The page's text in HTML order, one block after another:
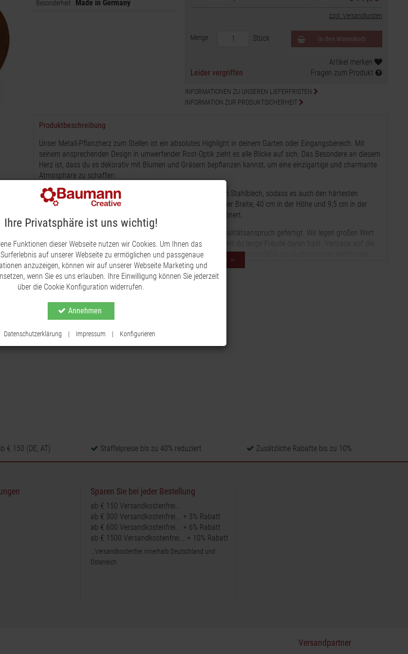
Besonderheit Made in Germany
zzgl. Versandkosten
Menge Stück In den Warenkorb
Leider vergriffen
Artikel merken
Fragen zum Produkt
INFORMATIONEN ZU UNSEREN LIEFERFRISTEN
INFORMATION ZUR PRODUKTSICHERHEIT
Produktbeschreibung
Unser Metall-Pflanzherz zum Stellen ist ein absolutes Highlight in deinem Garten oder Eingangsbereich. Mit
seinem ansprechenden Design in umwerfender Rost-Optik zieht es alle Blicke auf sich. Das Besondere an diesem
Herz ist, dass du es dekorativ mit Blumen und Gräsern bepflanzen kannst, um eine einzigartige und charmante
Atmosphäre zu schaffen.
Das Pflanzherz besteht aus frost- und witterungsbeständigem Stahlblech, sodass es auch den härtesten
Wetterbedingungen standhält. Mit einer Größe von 55 cm in der Breite, 40 cm in der Höhe und 9,5 cm in der
Tiefe ist es ein imposanter Blickfang, der jeden Garten verschönert.
Unser Metall-Pflanzherz wird in Deutschland mit höchstem Qualitätsanspruch gefertigt. Wir legen großen Wert
auf sorgfältige Verarbeitung und hochwertige Materialien, damit du lange Freude daran hast. Vertraue auf die
deutsche Handwerkskunst und genieße ein Produkt, das sowohl in seiner Optik als auch in seiner Haltbarkeit
überzeugt.
Lass dein Herz höherschlagen mit unserem Metall-Pflanzherz zum Stellen und erschaffe eine bezaubernde
Atmosphäre in deinem Garten oder Eingangsbereich.
Mehr anzeigen
€ 150 (DE, AT) Staffelpreise bis zu 40% reduziert Zusätzliche Rabatte bis zu 10%
Sparen Sie bei jeder Bestellung
ab € 150 Versandkostenfrei...
ab € 300 Versandkostenfrei... + 3% Rabatt
ab € 600 Versandkostenfrei... + 6% Rabatt
ab € 1500 Versandkostenfrei... + 10% Rabatt
...Versandkostenfrei innerhalb Deutschland und
Österreich
Versandpartner
Ihre Privatsphäre ist uns wichtig!
Funktionen dieser Webseite nutzen wir Cookies. Um Ihnen das
auf unserer Webseite zu ermöglichen und passgenaue
anzuzeigen, können wir auf unserer Webseite Marketing und
wenn Sie es uns erlauben. Ihre Einwilligung können Sie jederzeit
über die Cookie Konfiguration widerrufen.
Annehmen
Datenschutzerklärung | Impressum | Konfigurieren